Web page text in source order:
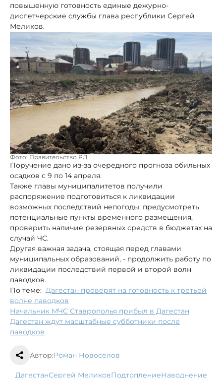
повышенную готовность единые дежурно-
диспетчерские службы глава республики Сергей
Меликов.
Фото: Правительство РД
Поручение дано из-за очередного прогноза обильных
осадков с 9 по 14 апреля.
Также главы муниципалитетов получили
распоряжение подготовиться к ликвидации
возможных последствий непогоды, предусмотреть
потенциальные пункты временного размещения,
проверить наличие резервных средств в бюджетах на
случай ЧС.
Другая важная задача, стоящая перед главами
муниципальных образований, - продолжить работу по
ликвидации последствий первой и второй волн
паводков.
По теме: Дагестан проверят на готовность к третьей
волне паводков
Начальник МЧС Ставрополья прибыл в Дагестан
Дагестан ждут масштабные субботники после
паводков
Автор:Роман Новоселов
Дагестан Сергей Меликов подтопление наводнение